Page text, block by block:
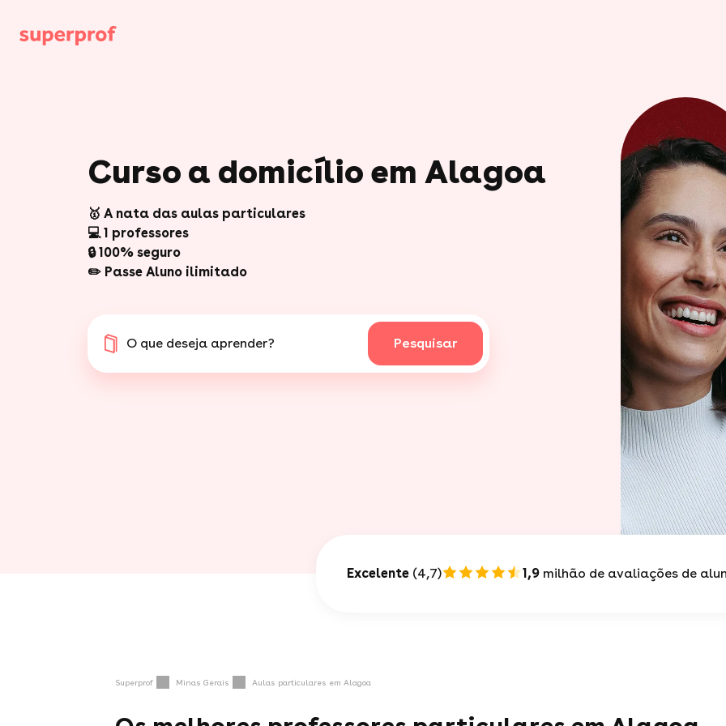
Curso a domicílio em Alagoa
🥇 A nata das aulas particulares
💻 1 professores
🔒 100% seguro
✏️ Passe Aluno ilimitado
O que deseja aprender? Pesquisar
Excelente (4,7) 1,9 milhão de avaliações de
Superprof Minas Gerais Aulas particulares em Alagoa